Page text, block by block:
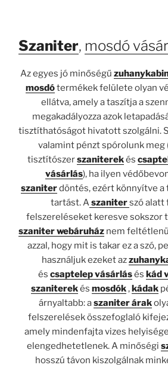
Szaniter, mosdó
Az egyes jó minőségű
mosdótermékek felülete olyan
ellátva, amely a taszítja a
megakadályozza azok
tisztíthatóságot hivatott szolgálni.
valamint pénzt spórolunk meg
tisztítószerszaniterekés
vásárlás), ha ilyen
szaniterdöntés, ezért könnyítve
tartást. Aszaniterszó alatt
felszereléseket keresve sokszor
szaniter webáruháznem
azzal, hogy mit is takar ez a szó,
használjuk ezeket az
és csaptelep vásárlásés kád
szaniterekés mosdók,kádak
árnyaltabb: aszaniter árak
felszerelések összefoglaló
amely mindenfajta vizes
elengedhetetlenek. A minőségi
hosszú távon kiszolgálnak